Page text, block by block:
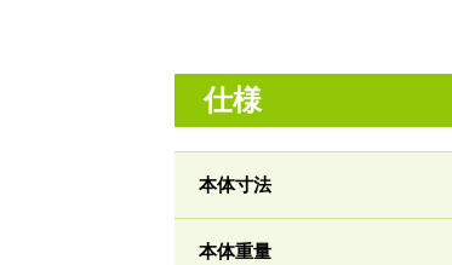
仕様
本体寸法
本体重量